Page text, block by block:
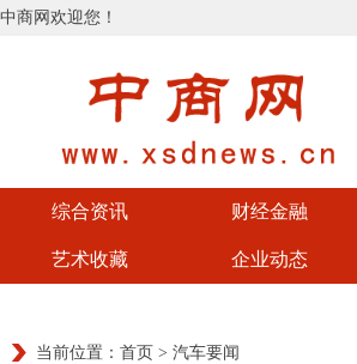
中商网欢迎您！
综合资讯 财经金融
艺术收藏 企业动态
当前位置： 首页 > 汽车要闻